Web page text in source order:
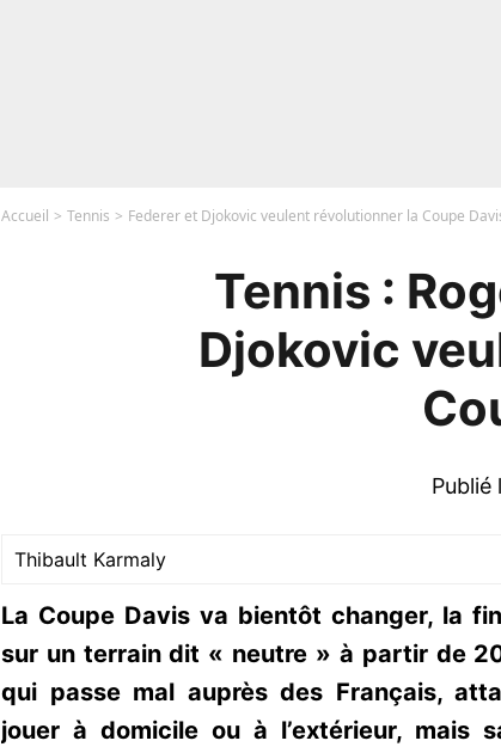
Accueil Tennis Federer et Djokovic veulent révolutionner la Coupe
Tennis :
Djokovic
Publié
Thibault Karmaly
La Coupe Davis va bientôt changer, la
sur un terrain dit « neutre » à partir de
qui passe mal auprès des Français,
jouer à domicile ou à l’extérieur, mais